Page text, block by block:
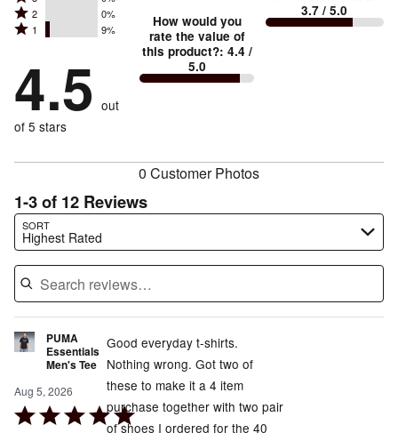
stars
by
reviewers
stars
by
of
reviewers
3
stars
0%
of
reviewers
Rated
2
by
0%
reviewers
2 0%
Rated
stars
by
9%
of
1 9%
4.5 out
of 5 stars
How would you
rate the value of
this product?: 4.4 /
5.0
small
and
3.7 / 5.0
0 Customer Photos
1-3 of 12 Reviews
SORT
Highest Rated
Search reviews…
PUMA
Essentials
Men's Tee
Aug 5, 2026
Rated
Good everyday t-shirts.
Nothing wrong. Got two of
these to make it a 4 item
purchase together with two pair
of shoes I ordered for the 40